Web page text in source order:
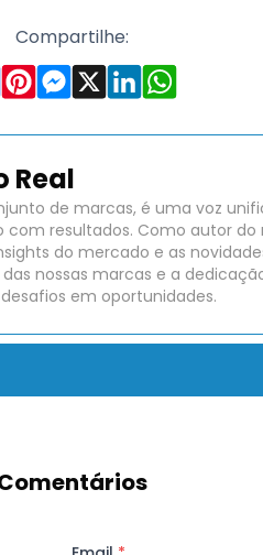
Compartilhe:
Real
de marcas, é uma voz
resultados. Como autor do
do mercado e as
nossas marcas e a
em oportunidades.